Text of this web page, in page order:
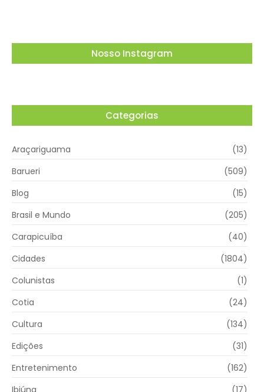
Nosso Instagram
Categorias
Araçariguama
(13)
Barueri
(509)
Blog
(15)
Brasil e Mundo
(205)
Carapicuíba
(40)
Cidades
(1804)
Colunistas
(1)
Cotia
(24)
Cultura
(134)
Edições
(31)
Entretenimento
(162)